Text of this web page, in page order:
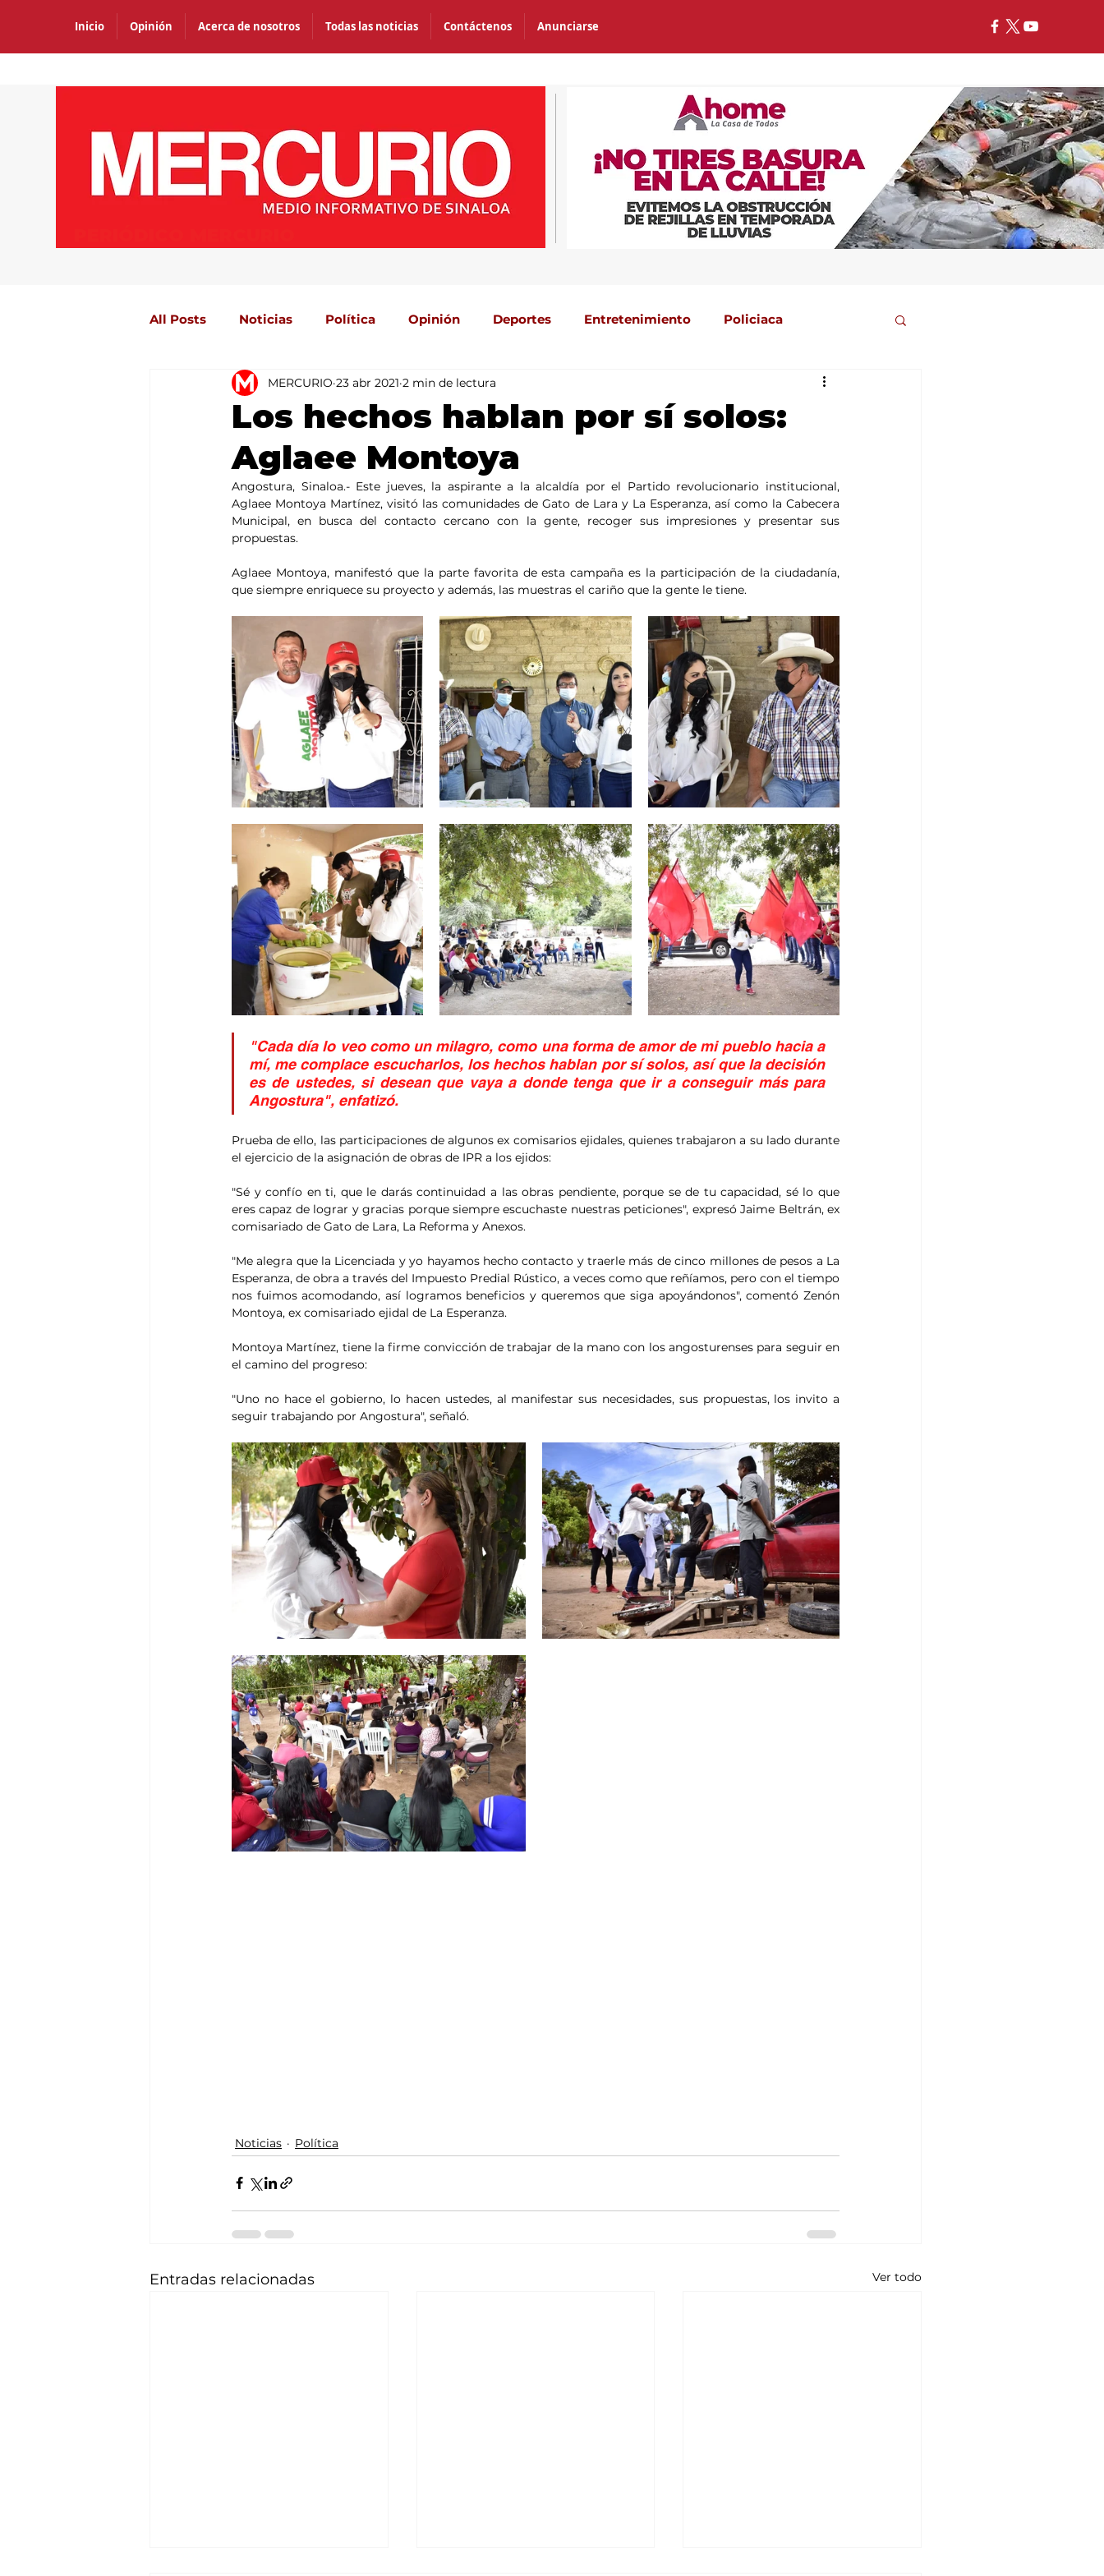
Inicio Opinión Acerca de nosotros Todas las noticias Contáctenos Anunciarse
All Posts Noticias Política Opinión Deportes Entretenimiento Policiaca
Agricultura México Mundo Portada 2
Los hechos hablan por sí solos:
Aglaee Montoya
MERCURIO 23 abr 2021 2 min de lectura
Angostura, Sinaloa.- Este jueves, la aspirante a la alcaldía por el Partido revolucionario institucional,
Aglaee Montoya Martínez, visitó las comunidades de Gato de Lara y La Esperanza, así como la Cabecera
Municipal, en busca del contacto cercano con la gente, recoger sus impresiones y presentar sus
propuestas.
Aglaee Montoya, manifestó que la parte favorita de esta campaña es la participación de la ciudadanía,
que siempre enriquece su proyecto y además, las muestras el cariño que la gente le tiene.
"Cada día lo veo como un milagro, como una forma de amor de mi pueblo hacia a
mí, me complace escucharlos, los hechos hablan por sí solos, así que la decisión
es de ustedes, si desean que vaya a donde tenga que ir a conseguir más para
Angostura", enfatizó.
Prueba de ello, las participaciones de algunos ex comisarios ejidales, quienes trabajaron a su lado durante
el ejercicio de la asignación de obras de IPR a los ejidos:
"Sé y confío en ti, que le darás continuidad a las obras pendiente, porque se de tu capacidad, sé lo que
eres capaz de lograr y gracias porque siempre escuchaste nuestras peticiones", expresó Jaime Beltrán, ex
comisariado de Gato de Lara, La Reforma y Anexos.
"Me alegra que la Licenciada y yo hayamos hecho contacto y traerle más de cinco millones de pesos a La
Esperanza, de obra a través del Impuesto Predial Rústico, a veces como que reñíamos, pero con el tiempo
nos fuimos acomodando, así logramos beneficios y queremos que siga apoyándonos", comentó Zenón
Montoya, ex comisariado ejidal de La Esperanza.
Montoya Martínez, tiene la firme convicción de trabajar de la mano con los angosturenses para seguir en
el camino del progreso:
"Uno no hace el gobierno, lo hacen ustedes, al manifestar sus necesidades, sus propuestas, los invito a
seguir trabajando por Angostura", señaló.
Noticias Política
Entradas relacionadas Ver todo